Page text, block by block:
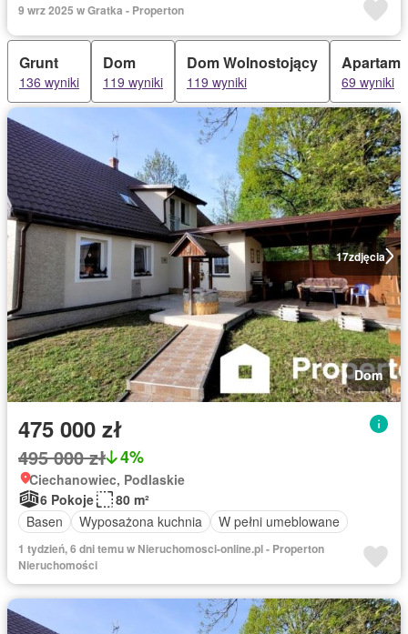
9 wrz 2025 w Gratka - Properton
Grunt
136 wyniki
Dom
119 wyniki
Dom Wolnostojący
119 wyniki 69 wyniki
17zdjęcia
Dom
475 000 zł
495 000 zł 4%
Ciechanowiec, Podlaskie
6 Pokoje
80 m²
Basen
Wyposażona kuchnia W pełni umeblowane
1 tydzień, 6 dni temu w Nieruchomosci-online.pl - Properton
Nieruchomości